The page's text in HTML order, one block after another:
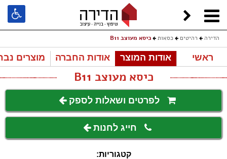
הדירה רהיטים כסאות כיסא מעוצב B11
ראשי אודות המוצר אודות החברה מוצרים
כיסא מעוצב B11
לפרטים ושאלות לספק
חייג לחנות
קטגוריות: